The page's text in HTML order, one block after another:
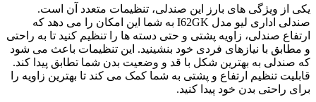
یکی از ویژگی های بارز این صندلی، تنظیمات متعدد آن است.
صندلی اداری لیو مدل I62GK به شما این امکان را می دهد که
ارتفاع صندلی، زاویه پشتی و حتی دسته ها را تنظیم کنید تا به راحتی
و مطابق با نیازهای فردی خود بنشینید. این تنظیمات باعث می شود
که صندلی به بهترین شکل با قد و وضعیت بدن شما تطابق پیدا کند.
قابلیت تنظیم ارتفاع و پشتی به شما کمک می کند تا بهترین زاویه را
برای راحتی بدن خود پیدا کنید.